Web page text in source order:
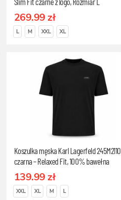
269.99 zł
L M XXL XL
Koszulka męska Karl Lagerfeld 245M2110
czarna – Relaxed Fit, 100% bawełna
organiczna, Rozmiar L
139.99 zł
XXL XL M L